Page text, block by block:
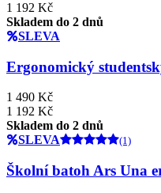
1 192 Kč
Skladem do 2 dnů
SLEVA
Ergonomický
1 490 Kč
1 192 Kč
Skladem do 2 dnů
SLEVA
(1)
Školní batoh Ars Una